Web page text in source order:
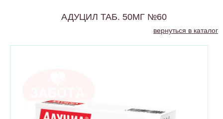
АДУЦИЛ ТАБ. 50МГ №60
вернуться в каталог